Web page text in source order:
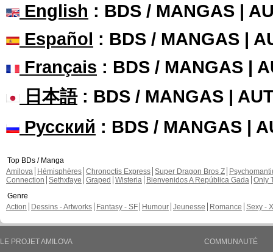
English : BDS / MANGAS |
Español : BDS / MANGAS |
Français : BDS / MANGAS |
日本語: BDS / MANGAS |
Русский : BDS / MANGAS |
Top BDs / Manga
Amilova
Hémisphères Chronoctis Express Super Dragon Bros Z
Connection Sethxfaye Graped Wisteria Bienvenidos A República Gada Only
Genre
Action
Dessins - Artworks Fantasy - SF Humour Jeunesse Romance Sexy -
LE PROJET AMILOVA
COMMUNAUTÉ